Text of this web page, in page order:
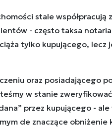
stale współpracują z
- często taksa
tylko kupującego, lecz
oraz posiadającego
w stanie
przez kupującego - ale
de znaczące obniżenie